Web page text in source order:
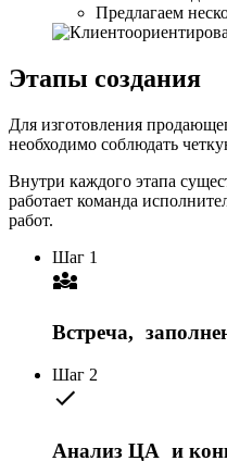
Предлагаем
Этапы создания
Для изготовления
необходимо соблюдать
Внутри каждого этапа
работает команда
работ.
Шаг 1
Встреча,
Шаг 2
Анализ ЦА и